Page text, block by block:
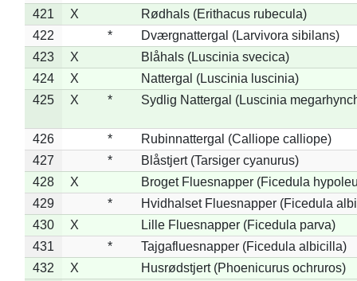
421
X
Rødhals (Erithacus rubecula)
422
*
Dværgnattergal (Larvivora sibilans)
423
X
Blåhals (Luscinia svecica)
424
X
Nattergal (Luscinia luscinia)
425
X * Sydlig Nattergal (Luscinia
426 *
Rubinnattergal (Calliope calliope)
427
*
Blåstjert (Tarsiger cyanurus)
428
X
Broget Fluesnapper (Ficedula
429
*
Hvidhalset Fluesnapper (Ficedula
430
X
Lille Fluesnapper (Ficedula parva)
431
*
Tajgafluesnapper (Ficedula albicilla)
432
X
Husrødstjert (Phoenicurus ochruros)